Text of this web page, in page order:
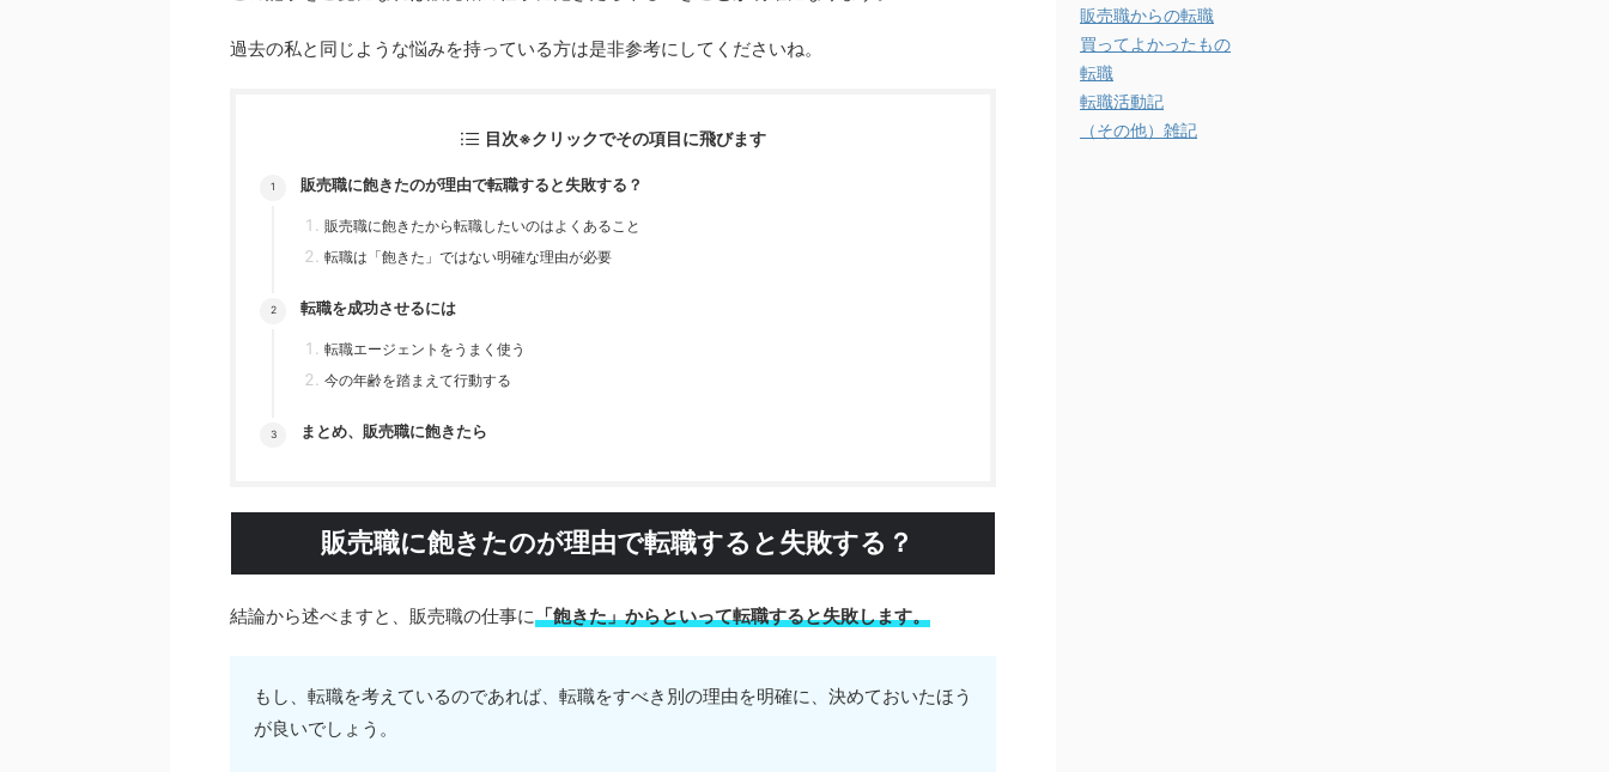
過去の私と同じような悩みを持っている方は是非参考にしてくださいね。
目次※クリックでその項目に飛びます
販売職に飽きたのが理由で転職すると失敗する？
販売職に飽きたから転職したいのはよくあること
転職は「飽きた」ではない明確な理由が必要
転職を成功させるには
転職エージェントをうまく使う
今の年齢を踏まえて行動する
まとめ、販売職に飽きたら
販売職に飽きたのが理由で転職すると失敗する？
結論から述べますと、販売職の仕事に「飽きた」からといって転職すると失敗します。
もし、転職を考えているのであれば、転職をすべき別の理由を明確に、決めておいたほう
が良いでしょう。
販売職からの転職
買ってよかったもの
転職
転職活動記
（その他）雑記